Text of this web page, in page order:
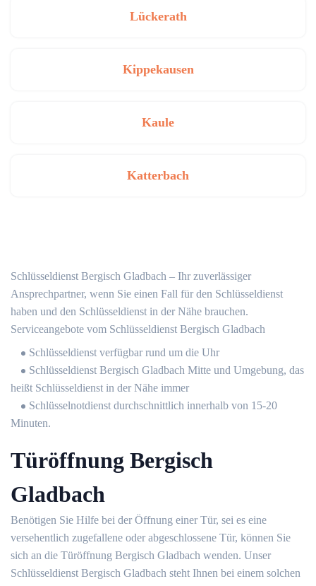
Lückerath
Kippekausen
Kaule
Katterbach
Schlüsseldienst Bergisch Gladbach – Ihr zuverlässiger
Ansprechpartner, wenn Sie einen Fall für den Schlüsseldienst
haben und den Schlüsseldienst in der Nähe brauchen.
Serviceangebote vom Schlüsseldienst Bergisch Gladbach
Schlüsseldienst verfügbar rund um die Uhr
Schlüsseldienst Bergisch Gladbach Mitte und Umgebung, das
heißt Schlüsseldienst in der Nähe immer
Schlüsselnotdienst durchschnittlich innerhalb von 15-20
Minuten.
Türöffnung Bergisch
Gladbach
Benötigen Sie Hilfe bei der Öffnung einer Tür, sei es eine
versehentlich zugefallene oder abgeschlossene Tür, können Sie
sich an die Türöffnung Bergisch Gladbach wenden. Unser
Schlüsseldienst Bergisch Gladbach steht Ihnen bei einem solchen